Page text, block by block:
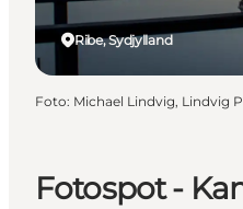
Fotospot -
Ribe, Sydjylland
Foto: Michael Lindvig, Lindvig